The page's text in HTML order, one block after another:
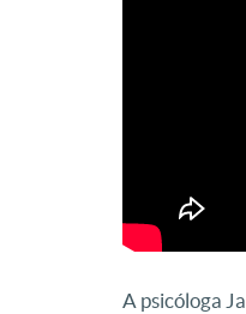
A psicóloga